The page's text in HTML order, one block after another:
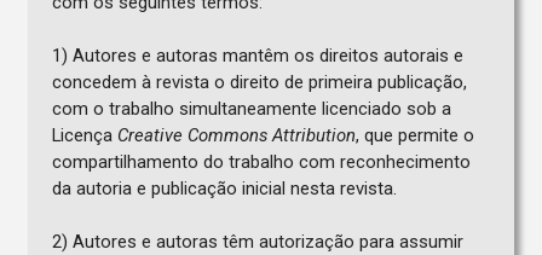
1) Autores e autoras mantêm os direitos autorais e
concedem à revista o direito de primeira publicação,
com o trabalho simultaneamente licenciado sob a
Licença Creative Commons Attribution, que permite o
compartilhamento do trabalho com reconhecimento
da autoria e publicação inicial nesta revista.
2) Autores e autoras têm autorização para assumir